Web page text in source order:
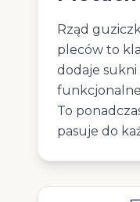
Rząd
pleców to
dodaje
To
pasuje do